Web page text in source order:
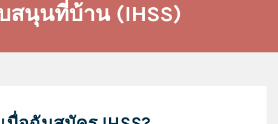
สนุนที่บ้าน (IHSS)